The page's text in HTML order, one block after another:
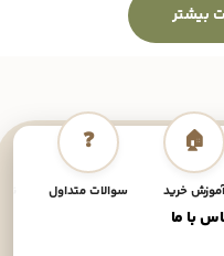
بیشتر
🏠
خرید
❓
سوالات متداول
با ما